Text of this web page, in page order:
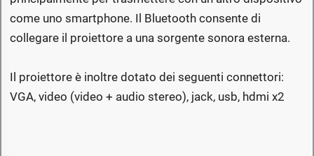
come uno smartphone. Il Bluetooth consente di
collegare il proiettore a una sorgente sonora esterna.
Il proiettore è inoltre dotato dei seguenti connettori:
VGA, video (video + audio stereo), jack, usb, hdmi x2